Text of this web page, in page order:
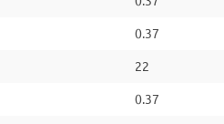
0.37
22
0.37